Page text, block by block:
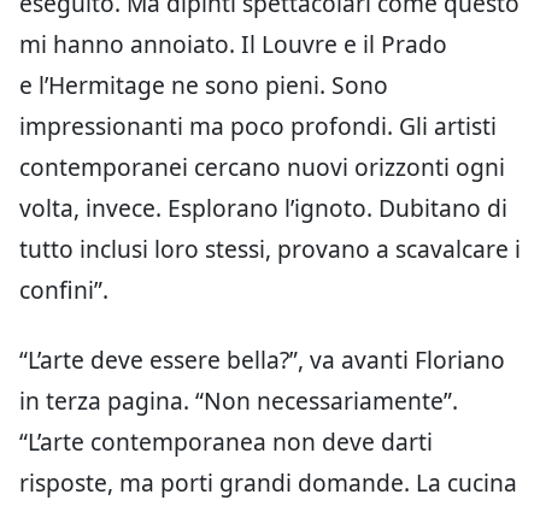
mi hanno annoiato. Il Louvre e il Prado
e l’Hermitage ne sono pieni. Sono
impressionanti ma poco profondi. Gli artisti
contemporanei cercano nuovi orizzonti ogni
volta, invece. Esplorano l’ignoto. Dubitano di
tutto inclusi loro stessi, provano a scavalcare i
confini”.
“L’arte deve essere bella?”, va avanti Floriano
in terza pagina. “Non necessariamente”.
“L’arte contemporanea non deve darti
risposte, ma porti grandi domande. La cucina